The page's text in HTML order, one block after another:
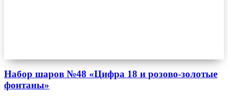
Набор шаров №48 «Цифра 18 и розово-золотые
фонтаны»